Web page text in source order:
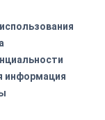
информация